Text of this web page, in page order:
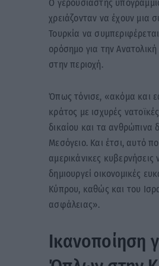
Ο γερουσιαστής
χρειάζονταν να έχουν μια
Τουρκία να
ορόσημο για την
στην περιοχή.
Όπως τόνισε, «ακόμα και
κράτος με ισχυρές
δικαίου και τα ανθρώπινα
Μεσόγειο. Και έτσι, αυτό
αμερικάνικες
δημιουργεί οικονομικές
Κύπρου, καθώς και του
ασφάλειας».
Ικανοποίηση